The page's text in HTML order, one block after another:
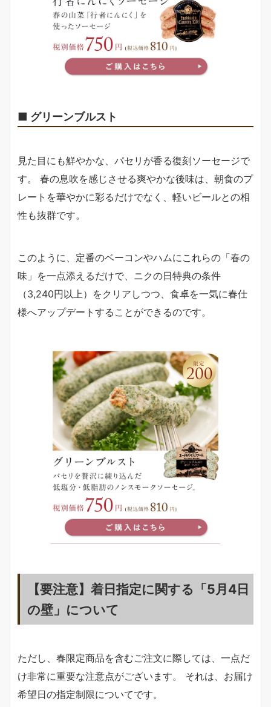
■ グリーンブルスト
見た目にも鮮やかな、パセリが香る復刻ソーセージで
す。 春の息吹を感じさせる爽やかな後味は、朝食のプ
レートを華やかに彩るだけでなく、軽いビールとの相
性も抜群です。
このように、定番のベーコンやハムにこれらの「春の
味」を一点添えるだけで、ニクの日特典の条件
（3,240円以上）をクリアしつつ、食卓を一気に春仕
様へアップデートすることができるのです。
【要注意】着日指定に関する「5月4日
の壁」について
ただし、春限定商品を含むご注文に際しては、一点だ
け非常に重要な注意点がございます。 それは、お届け
希望日の指定制限についてです。